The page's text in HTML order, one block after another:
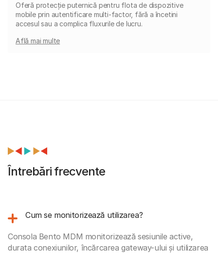
Oferă protecție puternică pentru flota de dispozitive
mobile prin autentificare multi-factor, fără a încetini
accesul sau a complica fluxurile de lucru.
Află mai multe
Întrebări frecvente
Cum se monitorizează utilizarea?
Consola Bento MDM monitorizează sesiunile active,
durata conexiunilor, încărcarea gateway-ului și utilizarea